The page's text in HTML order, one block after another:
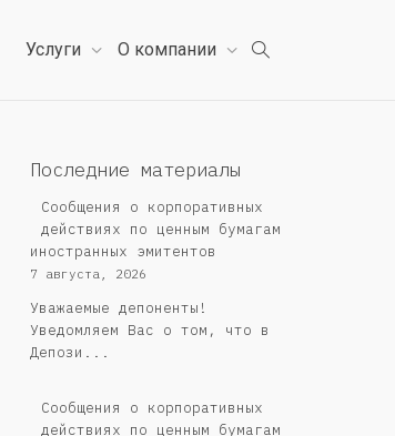
Услуги О компании
Последние материалы
Сообщения о корпоративных
действиях по ценным бумагам
иностранных эмитентов
7 августа, 2026
Уважаемые депоненты!
Уведомляем Вас о том, что в
Депози...
Сообщения о корпоративных
действиях по ценным бумагам